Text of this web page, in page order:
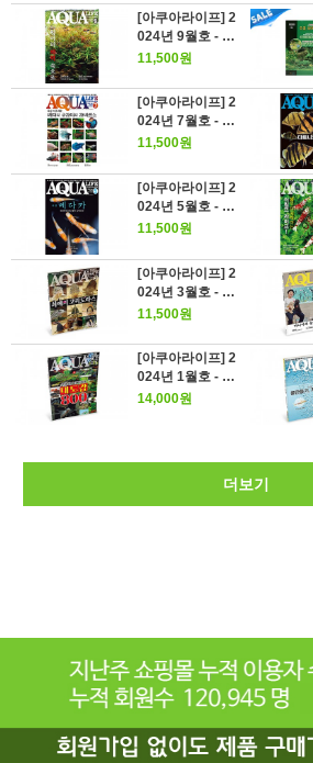
[아쿠아라이프] 2
024년 9월호 - 잉
어의 매력 속으로
11,500원
[아쿠아라이프] 2
024년 7월호 - 특
집미궁귀환 베타
린스
11,500원
[아쿠아라이프] 2
024년 5월호 - 메
다카 화려하게 피
미
11,500원
[아쿠아라이프] 2
024년 3월호 - 최
애의 코리도라스
11,500원
[아쿠아라이프] 2
024년 1월호 - 아
쿠아리움 대도감
14,000원
더보기